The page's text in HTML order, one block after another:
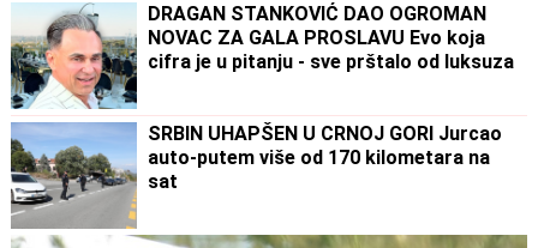
DRAGAN STANKOVIĆ DAO OGROMAN
NOVAC ZA GALA PROSLAVU Evo koja
cifra je u pitanju - sve prštalo od luksuza
SRBIN UHAPŠEN U CRNOJ GORI Jurcao
auto-putem više od 170 kilometara na
sat